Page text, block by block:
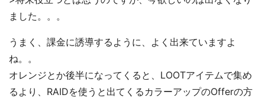
ました。。。
うまく、課金に誘導するように、よく出来ていますよ
ね。。
オレンジとか後半になってくると、LOOTアイテムで集め
るより、RAIDを使うと出てくるカラーアップのOfferの方